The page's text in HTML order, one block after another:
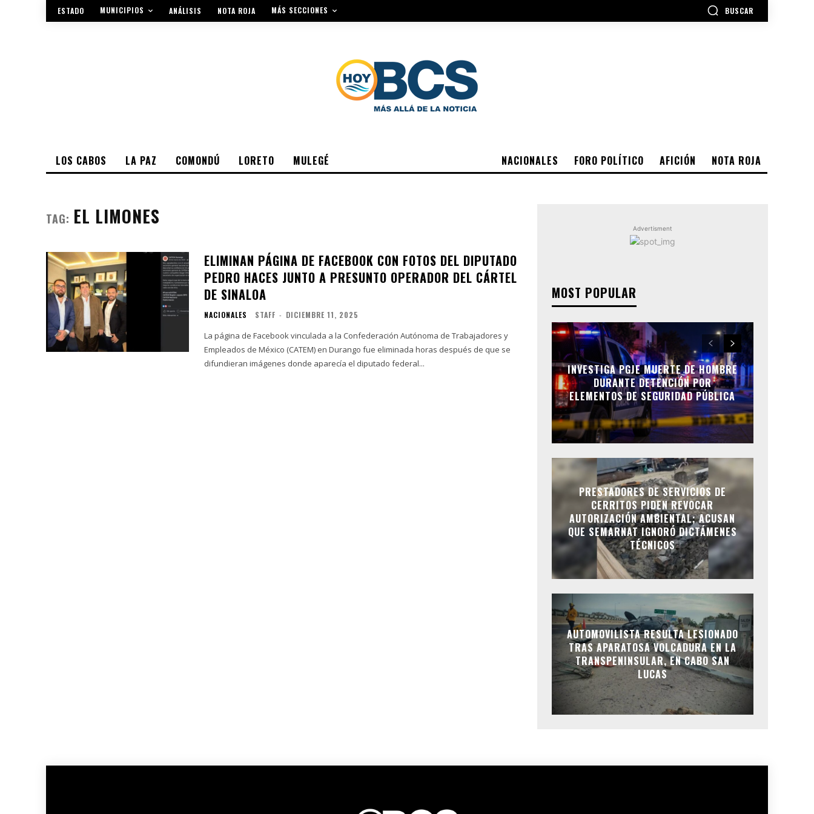
ESTADO MUNICIPIOS ANÁLISIS NOTA ROJA MÁS SECCIONES BUSCAR
NACIONALES FORO POLÍTICO AFICIÓN NOTA ROJA
LOS CABOS LA PAZ COMONDÚ LORETO MULEGÉ
TAG: EL LIMONES
ELIMINAN PÁGINA DE FACEBOOK CON FOTOS DEL DIPUTADO
PEDRO HACES JUNTO A PRESUNTO OPERADOR DEL CÁRTEL
DE SINALOA
NACIONALES STAFF - DICIEMBRE 11, 2025
La página de Facebook vinculada a la Confederación Autónoma de Trabajadores y
Empleados de México (CATEM) en Durango fue eliminada horas después de que se
difundieran imágenes donde aparecía el diputado federal...
Advertisment
MOST POPULAR
INVESTIGA PGJE MUERTE DE HOMBRE
DURANTE DETENCIÓN POR
ELEMENTOS DE SEGURIDAD PÚBLICA
PRESTADORES DE SERVICIOS DE
CERRITOS PIDEN REVOCAR
AUTORIZACIÓN AMBIENTAL; ACUSAN
QUE SEMARNAT IGNORÓ DICTÁMENES
TÉCNICOS
AUTOMOVILISTA RESULTA LESIONADO
TRAS APARATOSA VOLCADURA EN LA
TRANSPENINSULAR, EN CABO SAN
LUCAS